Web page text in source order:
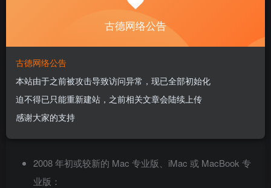
这个是适合白苹果电脑的，不是黑苹果的。
具体更多说明， 看看下面。
2008 年初或较新的 Mac 专业版、iMac 或 MacBook 专
业版：
古德网络公告
古德网络公告
本站由于之前被攻击导致访问异常，现已全部初始化
迫不得已只能重新建站，之前相关文章会陆续上传
感谢大家的支持